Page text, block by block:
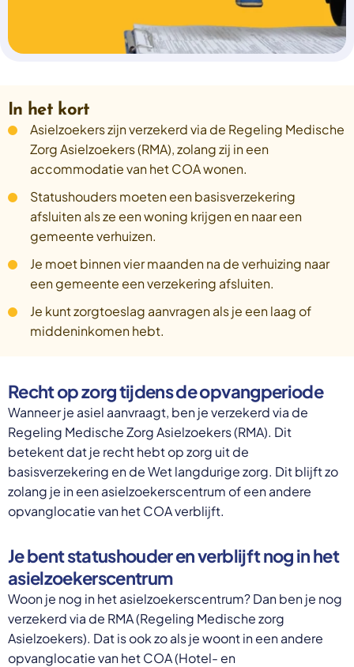
ondersteuning bieden bij schulden, niet
Schrap de opslag op de zorgpremie voor mensen die
voorkomt de overheid schulden, vermindert stress
en blijft noodzakelijke zorg toegankelijk.
Lees meer
In het kort
Asielzoekers zijn verzekerd via de Regeling Medische
Zorg Asielzoekers (RMA), zolang zij in een
accommodatie van het COA wonen.
Statushouders moeten een basisverzekering
afsluiten als ze een woning krijgen en naar een
gemeente verhuizen.
Je moet binnen vier maanden na de verhuizing naar
een gemeente een verzekering afsluiten.
Je kunt zorgtoeslag aanvragen als je een laag of
middeninkomen hebt.
Recht op zorg tijdens de opvangperiode
Wanneer je asiel aanvraagt, ben je verzekerd via de
Regeling Medische Zorg Asielzoekers (RMA). Dit
betekent dat je recht hebt op zorg uit de
basisverzekering en de Wet langdurige zorg. Dit blijft zo
zolang je in een asielzoekerscentrum of een andere
opvanglocatie van het COA verblijft.
Je bent statushouder en verblijft nog in het
asielzoekerscentrum
Woon je nog in het asielzoekerscentrum? Dan ben je nog
verzekerd via de RMA (Regeling Medische zorg
Asielzoekers). Dat is ook zo als je woont in een andere
opvanglocatie van het COA (Hotel- en